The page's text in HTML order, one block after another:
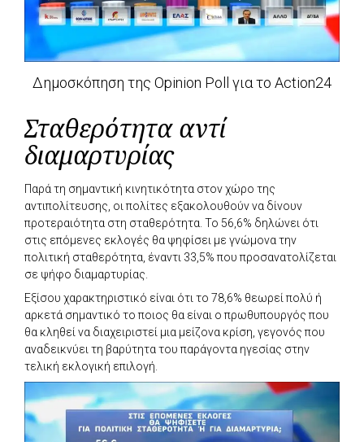
Δημοσκόπηση της Opinion Poll για το Action24
Σταθερότητα αντί
διαμαρτυρίας
Παρά τη σημαντική κινητικότητα στον χώρο της
αντιπολίτευσης, οι πολίτες εξακολουθούν να δίνουν
προτεραιότητα στη σταθερότητα. Το 56,6% δηλώνει ότι
στις επόμενες εκλογές θα ψηφίσει με γνώμονα την
πολιτική σταθερότητα, έναντι 33,5% που προσανατολίζεται
σε ψήφο διαμαρτυρίας.
Εξίσου χαρακτηριστικό είναι ότι το 78,6% θεωρεί πολύ ή
αρκετά σημαντικό το ποιος θα είναι ο πρωθυπουργός που
θα κληθεί να διαχειριστεί μια μείζονα κρίση, γεγονός που
αναδεικνύει τη βαρύτητα του παράγοντα ηγεσίας στην
τελική εκλογική επιλογή.